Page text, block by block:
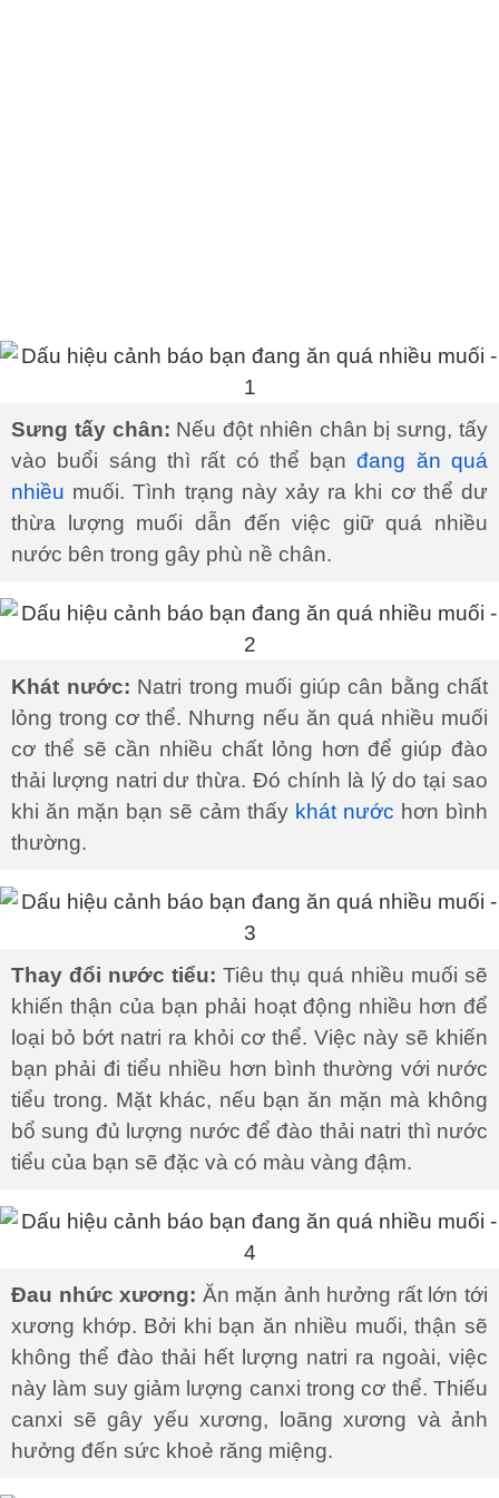
Sưng tấy chân: Nếu đột nhiên chân bị sưng, tấy
vào buổi sáng thì rất có thể bạnđang ăn quá
nhiều muối. Tình trạng này xảy ra khi cơ thể dư
thừa lượng muối dẫn đến việc giữ quá nhiều
nước bên trong gây phù nề chân.
Khát nước: Natri trong muối giúp cân bằng chất
lỏng trong cơ thể. Nhưng nếu ăn quá nhiều muối
cơ thể sẽ cần nhiều chất lỏng hơn để giúp đào
thải lượng natri dư thừa. Đó chính là lý do tại sao
khi ăn mặn bạn sẽ cảm thấy khát nước hơn bình
thường.
Thay đổi nước tiểu: Tiêu thụ quá nhiều muối sẽ
khiến thận của bạn phải hoạt động nhiều hơn để
loại bỏ bớt natri ra khỏi cơ thể. Việc này sẽ khiến
bạn phải đi tiểu nhiều hơn bình thường với nước
tiểu trong. Mặt khác, nếu bạn ăn mặn mà không
bổ sung đủ lượng nước để đào thải natri thì nước
tiểu của bạn sẽ đặc và có màu vàng đậm.
Đau nhức xương: Ăn mặn ảnh hưởng rất lớn tới
xương khớp. Bởi khi bạn ăn nhiều muối, thận sẽ
không thể đào thải hết lượng natri ra ngoài, việc
này làm suy giảm lượng canxi trong cơ thể. Thiếu
canxi sẽ gây yếu xương, loãng xương và ảnh
hưởng đến sức khoẻ răng miệng.